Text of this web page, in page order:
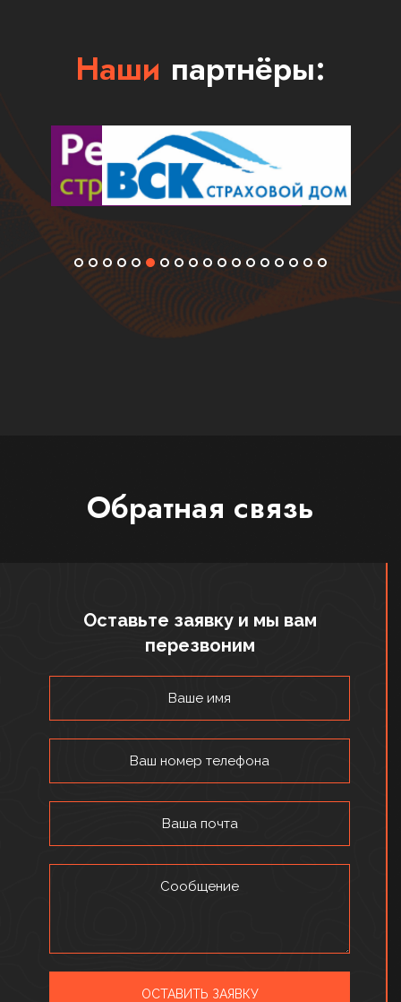
Наши партнёры:
Обратная связь
Оставьте заявку и мы вам
перезвоним
Ваше имя
Ваш номер телефона
Ваша почта
Сообщение
ОСТАВИТЬ ЗАЯВКУ